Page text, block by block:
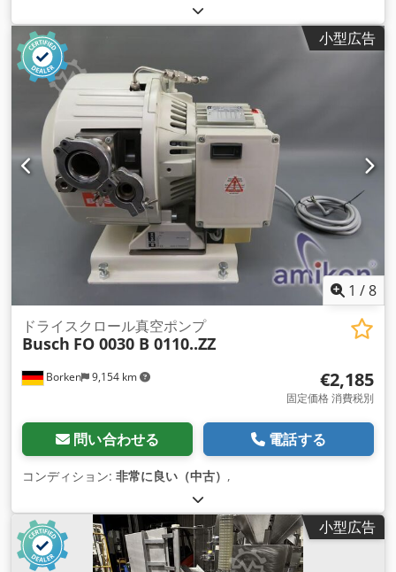
小型広告
1 /8
Borken 9,154 km
ドライスクロール真空ポンプ
Busch FO 0030 B 0110..ZZ
€2,185
固定価格 消費税別
問い合わせる 電話する
コンディション: 非常に良い（中古） ,
小型広告